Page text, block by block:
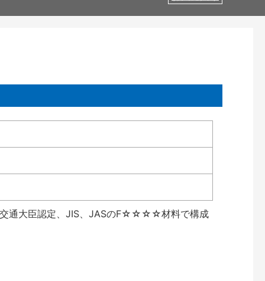
交通大臣認定、JIS、JASのF☆☆☆☆材料で構成